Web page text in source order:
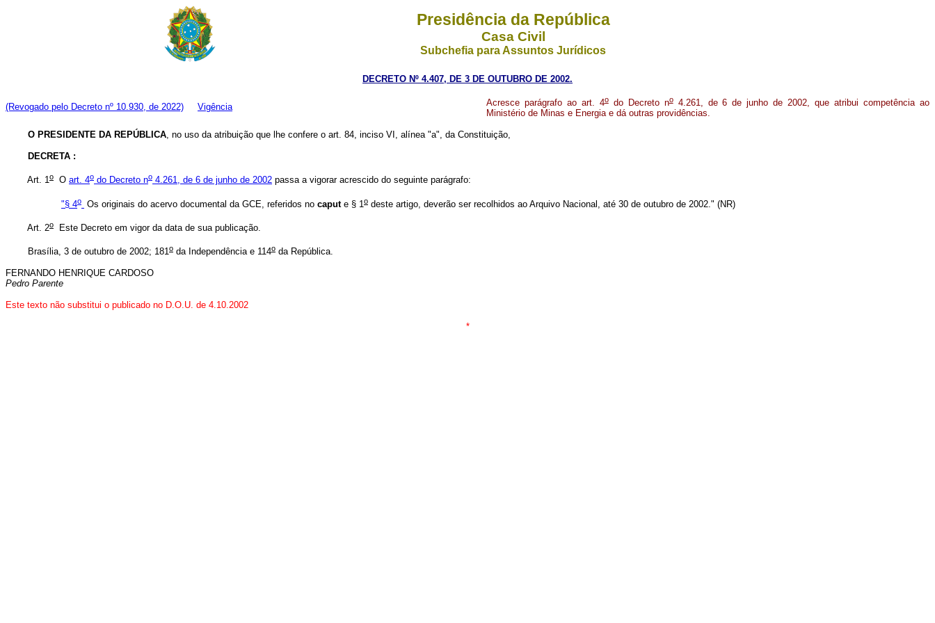
Presidência da República
Casa Civil
Subchefia para Assuntos Jurídicos
DECRETO Nº 4.407, DE 3 DE OUTUBRO DE 2002.
(Revogado pelo Decreto nº 10.930, de 2022) Vigência Acresce parágrafo ao art. 4odo Decreto no4.261, de 6 de junho de 2002, que atribui competência ao
Ministério de Minas e Energia e dá outras providências.
O PRESIDENTE DA REPÚBLICA, no uso da atribuição que lhe confere o art. 84, inciso VI, alínea "a", da Constituição,
DECRETA :
Art. 1o O art. 4o do Decreto no 4.261, de 6 de junho de 2002 passa a vigorar acrescido do seguinte parágrafo:
"§ 4o Os originais do acervo documental da GCE, referidos no capute § 1o deste artigo, deverão ser recolhidos ao Arquivo Nacional, até 30 de outubro de 2002." (NR)
Art. 2o Este Decreto em vigor da data de sua publicação.
Brasília, 3 de outubro de 2002; 181o da Independência e 114o da República.
FERNANDO HENRIQUE CARDOSO
Pedro Parente
Este texto não substitui o publicado no D.O.U. de 4.10.2002
*